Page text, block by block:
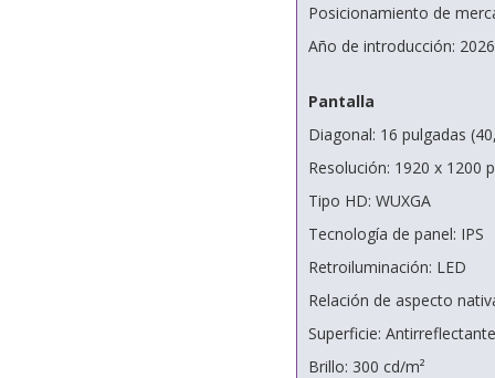
Posicionamiento de
Año de introducción: 2026
Pantalla
Diagonal: 16 pulgadas
Resolución: 1920 x 1200
Tipo HD: WUXGA
Tecnología de panel: IPS
Retroiluminación: LED
Relación de aspecto
Superficie: Antirreflectante
Brillo: 300 cd/m²